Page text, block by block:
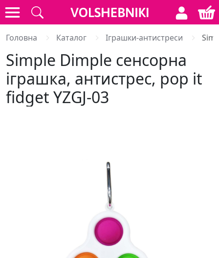
Головна Каталог Іграшки-антистреси
Simple Dimple сенсорна
іграшка, антистрес, pop it
fidget YZGJ-03